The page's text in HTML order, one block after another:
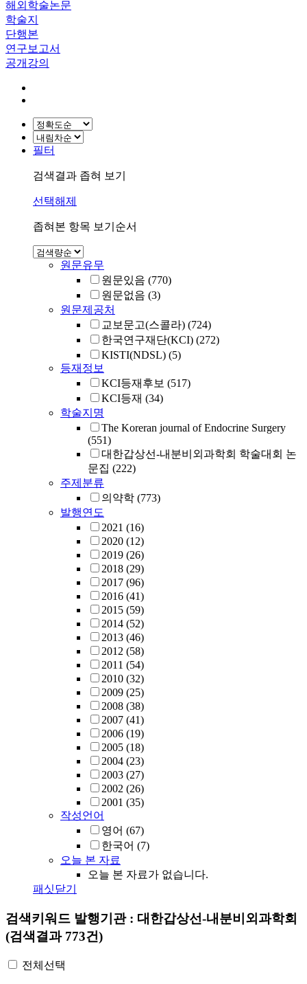
해외학술논문
학술지
단행본
연구보고서
공개강의
필터
검색결과 좁혀 보기
선택해제
좁혀본 항목 보기순서
원문유무
원문있음 (770)
원문없음 (3)
원문제공처
교보문고(스콜라) (724)
한국연구재단(KCI) (272)
KISTI(NDSL) (5)
등재정보
KCI등재후보 (517)
KCI등재 (34)
학술지명
The Koreran journal of Endocrine Surgery
(551)
대한갑상선-내분비외과학회 학술대회 논
문집 (222)
주제분류
의약학 (773)
발행연도
2021 (16)
2020 (12)
2019 (26)
2018 (29)
2017 (96)
2016 (41)
2015 (59)
2014 (52)
2013 (46)
2012 (58)
2011 (54)
2010 (32)
2009 (25)
2008 (38)
2007 (41)
2006 (19)
2005 (18)
2004 (23)
2003 (27)
2002 (26)
2001 (35)
작성언어
영어 (67)
한국어 (7)
오늘 본 자료
오늘 본 자료가 없습니다.
패싯닫기
검색키워드 발행기관 : 대한갑상선-내분비외과학회
(검색결과 773건)
전체선택